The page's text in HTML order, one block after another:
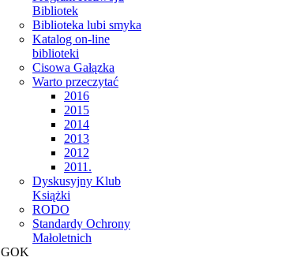
Bibliotek
Biblioteka lubi smyka
Katalog on-line
biblioteki
Cisowa Gałązka
Warto przeczytać
2016
2015
2014
2013
2012
2011.
Dyskusyjny Klub
Książki
RODO
Standardy Ochrony
Małoletnich
GOK